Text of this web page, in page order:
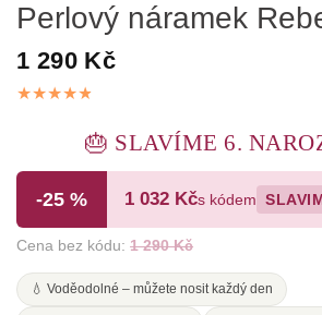
Perlový náramek
1 290 Kč
🎂 SLAVÍME 6.
-25 % 1 032 Kčs kódem
Cena bez kódu:1 290 Kč
💧 Voděodolné – můžete nosit každý den